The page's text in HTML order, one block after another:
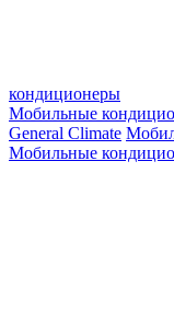
кондиционеры
Мобильные
General Climate
Мобильные